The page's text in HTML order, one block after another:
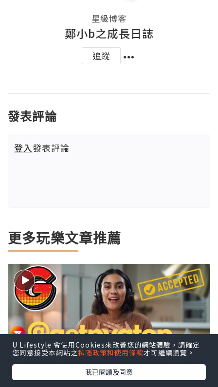
星級博客
鄭小b之成長日誌
追蹤
發表評論
登入發表評論
更多玩樂文章推薦
U Lifestyle 會使用Cookies來改善您的網站體驗，請確定
您同意接受本網站之私隱政策和使用條款才可繼續瀏覽。
我已閱讀及同意